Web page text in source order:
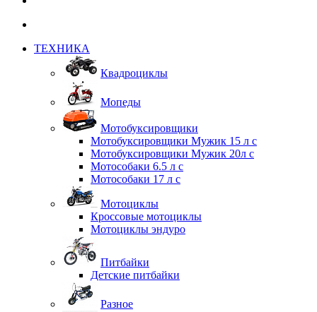
ТЕХНИКА
Квадроциклы
Мопеды
Мотобуксировщики
Мотобуксировщики Мужик 15 л с
Мотобуксировщики Мужик 20л с
Мотособаки 6.5 л с
Мотособаки 17 л с
Мотоциклы
Кроссовые мотоциклы
Мотоциклы эндуро
Питбайки
Детские питбайки
Разное